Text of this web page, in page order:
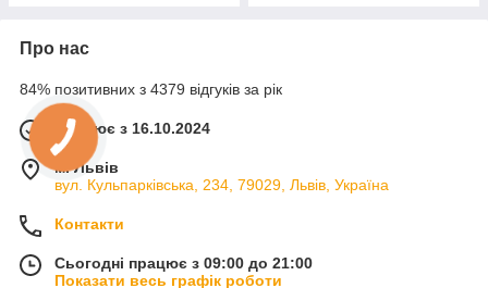
Про нас
84% позитивних з 4379 відгуків за рік
Працює з 16.10.2024
м. Львів
вул. Кульпарківська, 234, 79029, Львів, Україна
Контакти
Сьогодні працює з 09:00 до 21:00
Показати весь графік роботи